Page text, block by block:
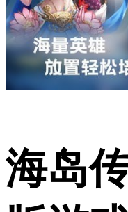
海岛